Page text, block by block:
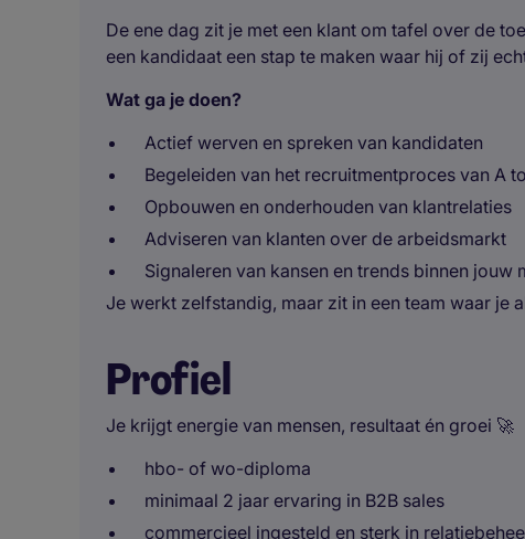
De ene dag zit je met een klant om tafel over de
een kandidaat een stap te maken waar hij of zij
Wat ga je doen?
Actief werven en spreken van kandidaten
Begeleiden van het recruitmentproces van A
Opbouwen en onderhouden van klantrelaties
Adviseren van klanten over de arbeidsmarkt
Signaleren van kansen en trends binnen jouw
Je werkt zelfstandig, maar zit in een team waar je
Profiel
Je krijgt energie van mensen, resultaat én groei 🚀
hbo- of wo-diploma
minimaal 2 jaar ervaring in B2B sales
commercieel ingesteld en sterk in